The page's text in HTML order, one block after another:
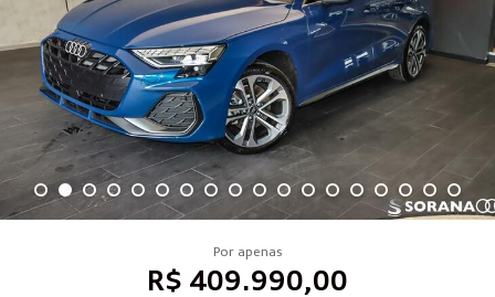
Por apenas
R$ 409.990,00